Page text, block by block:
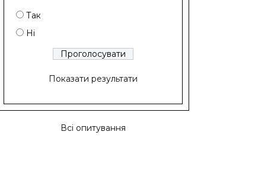
Так
Ні
Показати результати
Всі опитування